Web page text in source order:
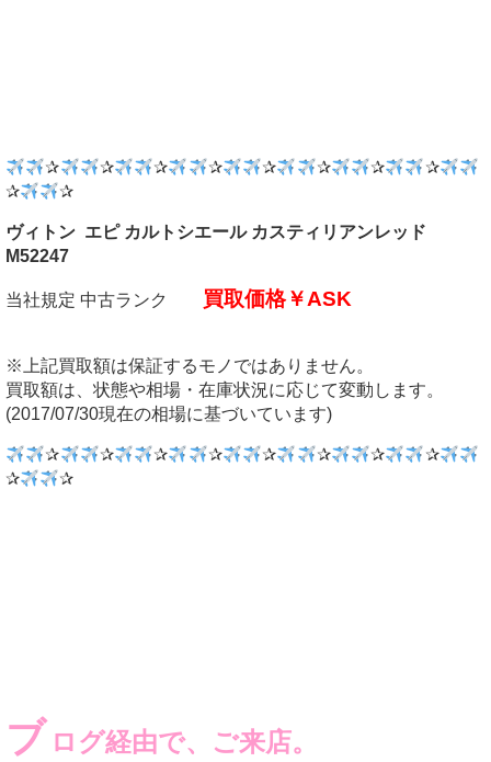
✰ ✰ ✰ ✰ ✰ ✰ ✰
✰
✰
✰
ヴィトン エピ カルトシエール カスティリアンレッド
M52247
当社規定 中古ランク 買取価格￥ASK
※上記買取額は保証するモノではありません。
買取額は、状態や相場・在庫状況に応じて変動します。
(2017/07/30現在の相場に基づいています)
✰ ✰ ✰ ✰ ✰ ✰ ✰
✰
✰
✰
ブ ログ経由で、ご来店。